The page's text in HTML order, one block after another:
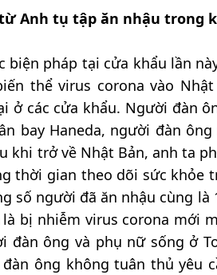
Anh tụ tập ăn nhậu trong
biện pháp tại cửa khẩu lần
thể virus corona vào
ở các cửa khẩu. Người đàn
bay Haneda, người đàn
khi trở về Nhật Bản, anh ta
thời gian theo dõi sức khỏe
số người đã ăn nhậu cùng
bị nhiễm virus corona mới
đàn ông và phụ nữ sống ở
ông không tuân thủ yêu